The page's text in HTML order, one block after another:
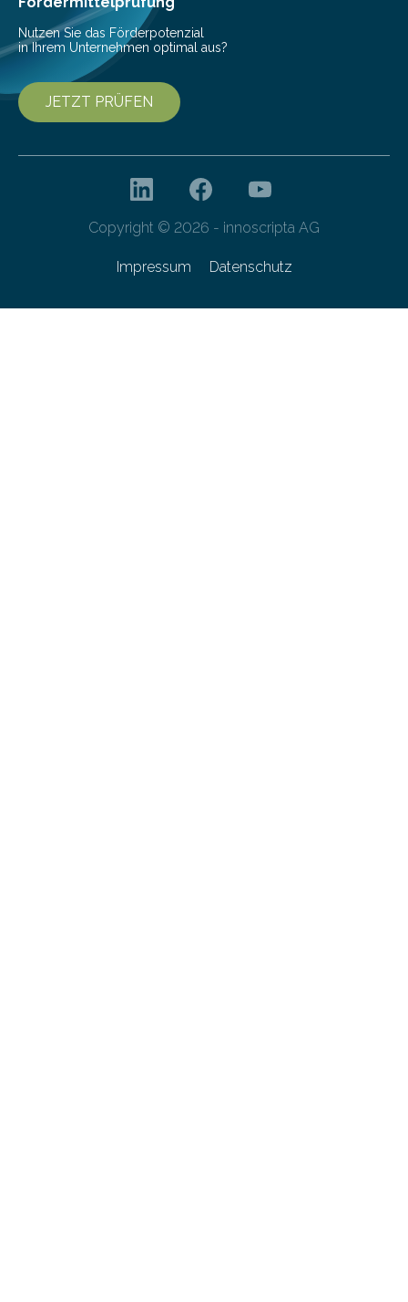
Forschungsprogramm „Datenrekonstruktion…
Nutzen Sie das Förderpotenzial
in Ihrem Unternehmen optimal aus?
JETZT PRÜFEN
Copyright © 2026 - innoscripta AG
Impressum Datenschutz